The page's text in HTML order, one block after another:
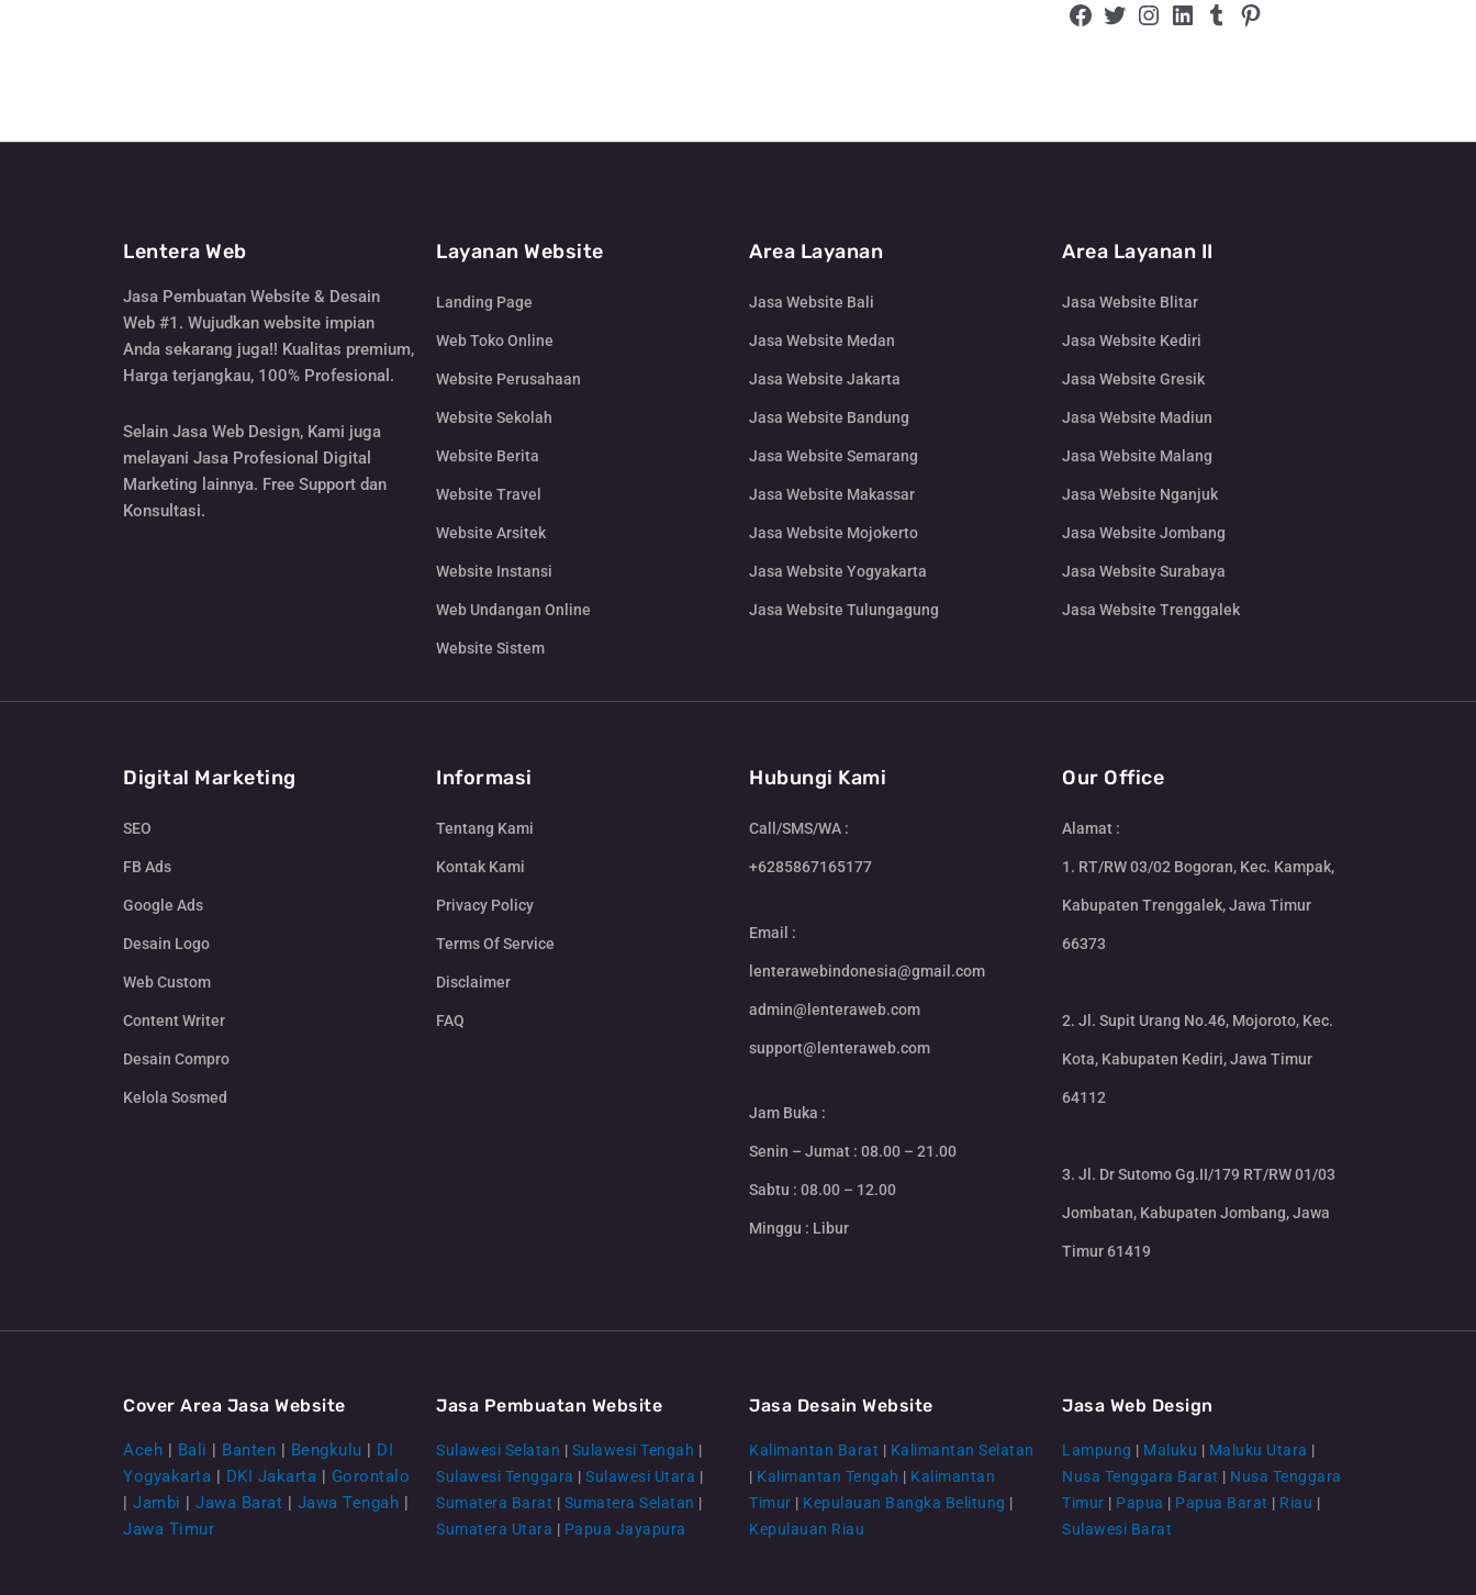
Lentera Web
Jasa Pembuatan Website & Desain
Web #1. Wujudkan website impian
Anda sekarang juga!! Kualitas premium,
Harga terjangkau, 100% Profesional.
Selain Jasa Web Design, Kami juga
melayani Jasa Profesional Digital
Marketing lainnya. Free Support dan
Konsultasi.
Layanan Website
Landing Page
Web Toko Online
Website Perusahaan
Website Sekolah
Website Berita
Website Travel
Website Arsitek
Website Instansi
Web Undangan Online
Website Sistem
Area Layanan
Jasa Website Bali
Jasa Website Medan
Jasa Website Jakarta
Jasa Website Bandung
Jasa Website Semarang
Jasa Website Makassar
Jasa Website Mojokerto
Jasa Website Yogyakarta
Jasa Website Tulungagung
Area Layanan II
Jasa Website Blitar
Jasa Website Kediri
Jasa Website Gresik
Jasa Website Madiun
Jasa Website Malang
Jasa Website Nganjuk
Jasa Website Jombang
Jasa Website Surabaya
Jasa Website Trenggalek
Digital Marketing
SEO
FB Ads
Google Ads
Desain Logo
Web Custom
Content Writer
Desain Compro
Kelola Sosmed
Informasi
Tentang Kami
Kontak Kami
Privacy Policy
Terms Of Service
Disclaimer
FAQ
Hubungi Kami
Call/SMS/WA :
+6285867165177
Email :
lenterawebindonesia@gmail.com
admin@lenteraweb.com
support@lenteraweb.com
Jam Buka :
Senin – Jumat : 08.00 – 21.00
Sabtu : 08.00 – 12.00
Minggu : Libur
Our Office
Alamat :
1. RT/RW 03/02 Bogoran, Kec. Kampak,
Kabupaten Trenggalek, Jawa Timur
66373
2. Jl. Supit Urang No.46, Mojoroto, Kec.
Kota, Kabupaten Kediri, Jawa Timur
64112
3. Jl. Dr Sutomo Gg.II/179 RT/RW 01/03
Jombatan, Kabupaten Jombang, Jawa
Timur 61419
Cover Area Jasa Website
Aceh | Bali | Banten | Bengkulu | DI
Yogyakarta | DKI Jakarta | Gorontalo
| Jambi | Jawa Barat | Jawa Tengah |
Jawa Timur
Jasa Pembuatan Website
Sulawesi Selatan | Sulawesi Tengah |
Sulawesi Tenggara | Sulawesi Utara |
Sumatera Barat | Sumatera Selatan |
Sumatera Utara | Papua Jayapura
Jasa Desain Website
Kalimantan Barat | Kalimantan Selatan
| Kalimantan Tengah | Kalimantan
Timur | Kepulauan Bangka Belitung |
Kepulauan Riau
Jasa Web Design
Lampung | Maluku | Maluku Utara |
Nusa Tenggara Barat | Nusa Tenggara
Timur | Papua | Papua Barat | Riau |
Sulawesi Barat